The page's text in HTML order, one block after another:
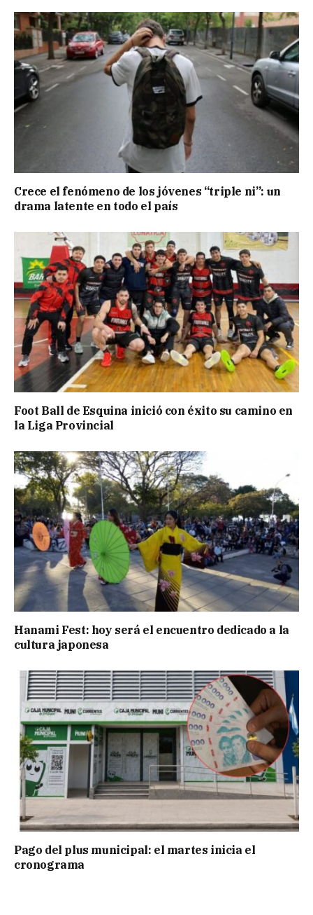
Crece el fenómeno de los jóvenes “triple ni”: un
drama latente en todo el país
Foot Ball de Esquina inició con éxito su camino en
la Liga Provincial
Hanami Fest: hoy será el encuentro dedicado a la
cultura japonesa
Pago del plus municipal: el martes inicia el
cronograma